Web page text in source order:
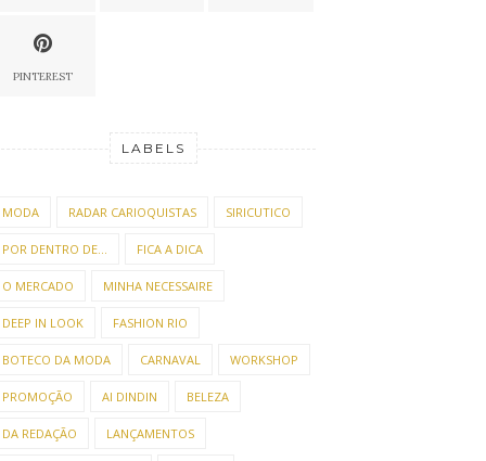
PINTEREST
LABELS
MODA RADAR CARIOQUISTAS SIRICUTICO
POR DENTRO DE... FICA A DICA
O MERCADO MINHA NECESSAIRE
DEEP IN LOOK FASHION RIO
BOTECO DA MODA CARNAVAL WORKSHOP
PROMOÇÃO AI DINDIN BELEZA
DA REDAÇÃO LANÇAMENTOS